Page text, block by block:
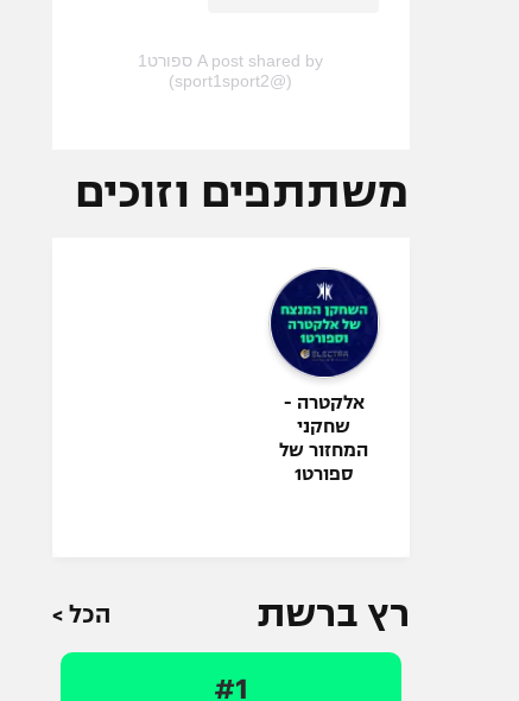
A post shared by ספורט1
(@sport1sport2)
משתתפים וזוכים
אלקטרה -
שחקני
המחזור של
ספורט1
רץ ברשת הכל >
#1